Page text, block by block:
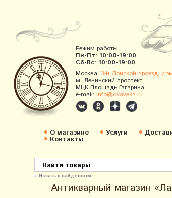
Режим работы
Пн-Пт: 10:00-19:00
Сб-Вс: 10:00-19:00
Москва, 3-й Донской проезд,
м. Ленинский проспект
МЦК Площадь Гагарина
e-mail: info@dvaveka.ru
О магазине Услуги
Контакты
Искать в найденном
Антикварный магазин